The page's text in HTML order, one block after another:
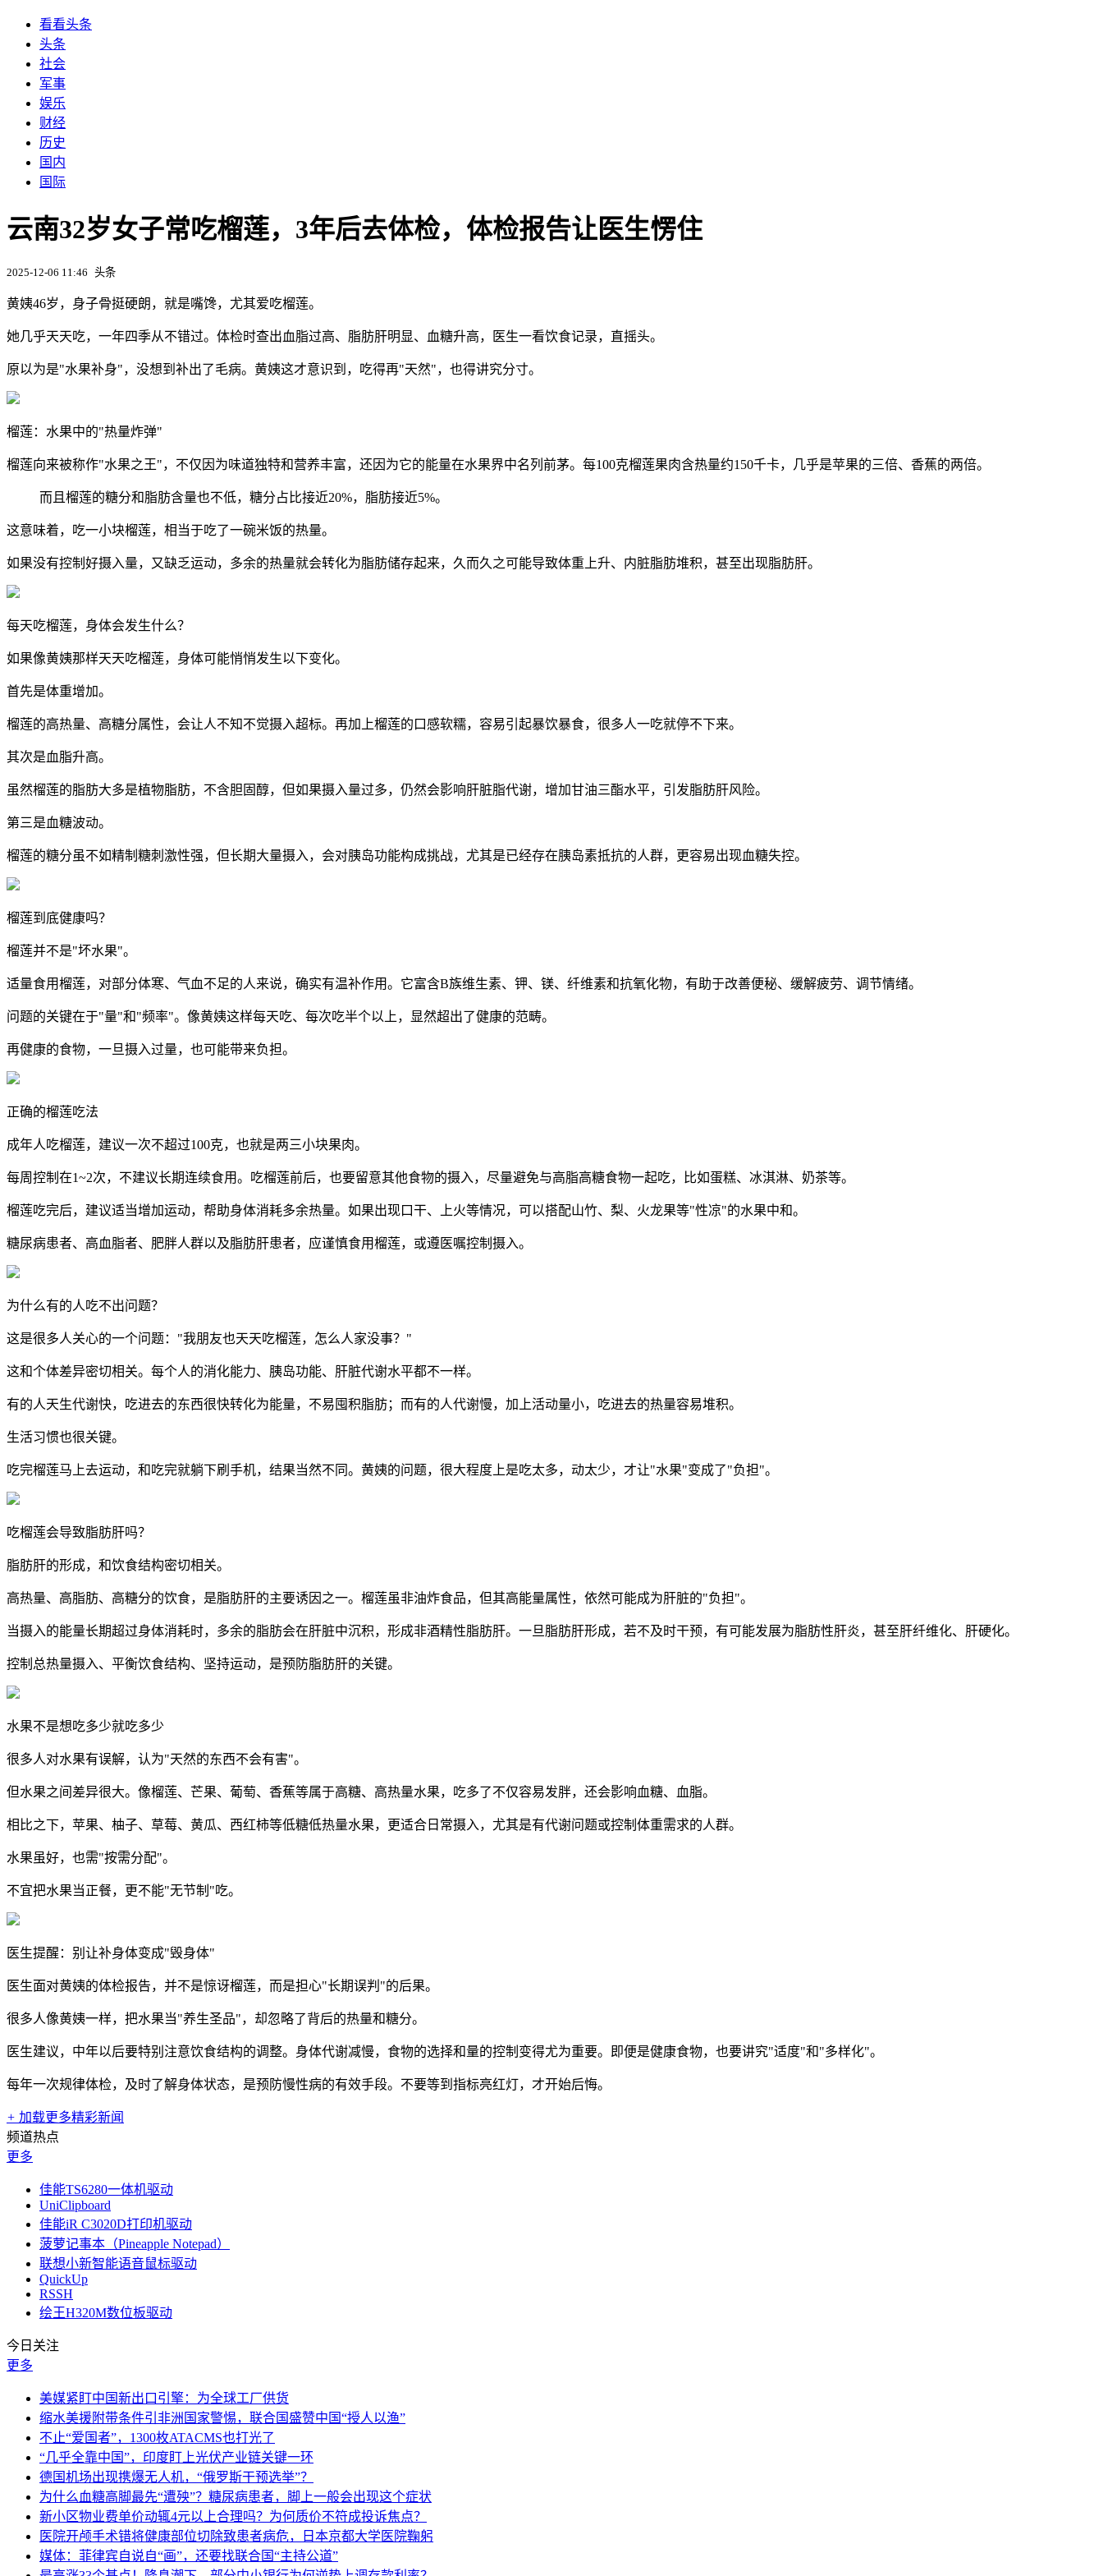
看看头条
头条
社会
军事
娱乐
财经
历史
国内
国际
云南32岁女子常吃榴莲，3年后去体检，体检报告让医生愣住
2025-12-06 11:46 头条
黄姨46岁，身子骨挺硬朗，就是嘴馋，尤其爱吃榴莲。
她几乎天天吃，一年四季从不错过。体检时查出血脂过高、脂肪肝明显、血糖升高，医生一看饮食记录，直摇头。
原以为是"水果补身"，没想到补出了毛病。黄姨这才意识到，吃得再"天然"，也得讲究分寸。
榴莲：水果中的"热量炸弹"
榴莲向来被称作"水果之王"，不仅因为味道独特和营养丰富，还因为它的能量在水果界中名列前茅。每100克榴莲果肉含热量约150千卡，几乎是苹果的三倍、香蕉的两倍。
而且榴莲的糖分和脂肪含量也不低，糖分占比接近20%，脂肪接近5%。
这意味着，吃一小块榴莲，相当于吃了一碗米饭的热量。
如果没有控制好摄入量，又缺乏运动，多余的热量就会转化为脂肪储存起来，久而久之可能导致体重上升、内脏脂肪堆积，甚至出现脂肪肝。
每天吃榴莲，身体会发生什么？
如果像黄姨那样天天吃榴莲，身体可能悄悄发生以下变化。
首先是体重增加。
榴莲的高热量、高糖分属性，会让人不知不觉摄入超标。再加上榴莲的口感软糯，容易引起暴饮暴食，很多人一吃就停不下来。
其次是血脂升高。
虽然榴莲的脂肪大多是植物脂肪，不含胆固醇，但如果摄入量过多，仍然会影响肝脏脂代谢，增加甘油三酯水平，引发脂肪肝风险。
第三是血糖波动。
榴莲的糖分虽不如精制糖刺激性强，但长期大量摄入，会对胰岛功能构成挑战，尤其是已经存在胰岛素抵抗的人群，更容易出现血糖失控。
榴莲到底健康吗？
榴莲并不是"坏水果"。
适量食用榴莲，对部分体寒、气血不足的人来说，确实有温补作用。它富含B族维生素、钾、镁、纤维素和抗氧化物，有助于改善便秘、缓解疲劳、调节情绪。
问题的关键在于"量"和"频率"。像黄姨这样每天吃、每次吃半个以上，显然超出了健康的范畴。
再健康的食物，一旦摄入过量，也可能带来负担。
正确的榴莲吃法
成年人吃榴莲，建议一次不超过100克，也就是两三小块果肉。
每周控制在1~2次，不建议长期连续食用。吃榴莲前后，也要留意其他食物的摄入，尽量避免与高脂高糖食物一起吃，比如蛋糕、冰淇淋、奶茶等。
榴莲吃完后，建议适当增加运动，帮助身体消耗多余热量。如果出现口干、上火等情况，可以搭配山竹、梨、火龙果等"性凉"的水果中和。
糖尿病患者、高血脂者、肥胖人群以及脂肪肝患者，应谨慎食用榴莲，或遵医嘱控制摄入。
为什么有的人吃不出问题？
这是很多人关心的一个问题："我朋友也天天吃榴莲，怎么人家没事？"
这和个体差异密切相关。每个人的消化能力、胰岛功能、肝脏代谢水平都不一样。
有的人天生代谢快，吃进去的东西很快转化为能量，不易囤积脂肪；而有的人代谢慢，加上活动量小，吃进去的热量容易堆积。
生活习惯也很关键。
吃完榴莲马上去运动，和吃完就躺下刷手机，结果当然不同。黄姨的问题，很大程度上是吃太多，动太少，才让"水果"变成了"负担"。
吃榴莲会导致脂肪肝吗？
脂肪肝的形成，和饮食结构密切相关。
高热量、高脂肪、高糖分的饮食，是脂肪肝的主要诱因之一。榴莲虽非油炸食品，但其高能量属性，依然可能成为肝脏的"负担"。
当摄入的能量长期超过身体消耗时，多余的脂肪会在肝脏中沉积，形成非酒精性脂肪肝。一旦脂肪肝形成，若不及时干预，有可能发展为脂肪性肝炎，甚至肝纤维化、肝硬化。
控制总热量摄入、平衡饮食结构、坚持运动，是预防脂肪肝的关键。
水果不是想吃多少就吃多少
很多人对水果有误解，认为"天然的东西不会有害"。
但水果之间差异很大。像榴莲、芒果、葡萄、香蕉等属于高糖、高热量水果，吃多了不仅容易发胖，还会影响血糖、血脂。
相比之下，苹果、柚子、草莓、黄瓜、西红柿等低糖低热量水果，更适合日常摄入，尤其是有代谢问题或控制体重需求的人群。
水果虽好，也需"按需分配"。
不宜把水果当正餐，更不能"无节制"吃。
医生提醒：别让补身体变成"毁身体"
医生面对黄姨的体检报告，并不是惊讶榴莲，而是担心"长期误判"的后果。
很多人像黄姨一样，把水果当"养生圣品"，却忽略了背后的热量和糖分。
医生建议，中年以后要特别注意饮食结构的调整。身体代谢减慢，食物的选择和量的控制变得尤为重要。即便是健康食物，也要讲究"适度"和"多样化"。
每年一次规律体检，及时了解身体状态，是预防慢性病的有效手段。不要等到指标亮红灯，才开始后悔。
+ 加载更多精彩新闻
频道热点
更多
佳能TS6280一体机驱动
UniClipboard
佳能iR C3020D打印机驱动
菠萝记事本（Pineapple Notepad）
联想小新智能语音鼠标驱动
QuickUp
RSSH
绘王H320M数位板驱动
今日关注
更多
美媒紧盯中国新出口引擎：为全球工厂供货
缩水美援附带条件引非洲国家警惕，联合国盛赞中国“授人以渔”
不止“爱国者”，1300枚ATACMS也打光了
“几乎全靠中国”，印度盯上光伏产业链关键一环
德国机场出现携爆无人机，“俄罗斯干预选举”？
为什么血糖高脚最先“遭殃”？糖尿病患者，脚上一般会出现这个症状
新小区物业费单价动辄4元以上合理吗？为何质价不符成投诉焦点？
医院开颅手术错将健康部位切除致患者病危，日本京都大学医院鞠躬
媒体：菲律宾自说自“画”，还要找联合国“主持公道”